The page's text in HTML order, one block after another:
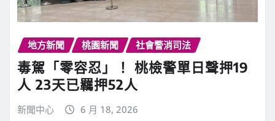
地方新聞 桃園新聞 社會警消司法
毒駕「零容忍」！ 桃檢警單日聲押19
人 23天已羈押52人
新聞中心 6 月 18, 2026